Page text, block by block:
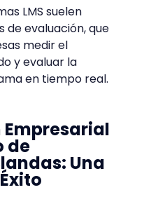
LMS suelen
evaluación, que
medir el
y evaluar la
en tiempo real.
de
Una